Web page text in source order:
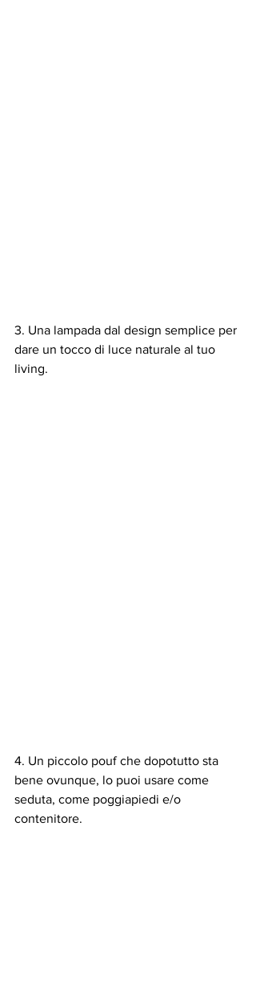
3. Una lampada dal design semplice per
dare un tocco di luce naturale al tuo
living.
4. Un piccolo pouf che dopotutto sta
bene ovunque, lo puoi usare come
seduta, come poggiapiedi e/o
contenitore.